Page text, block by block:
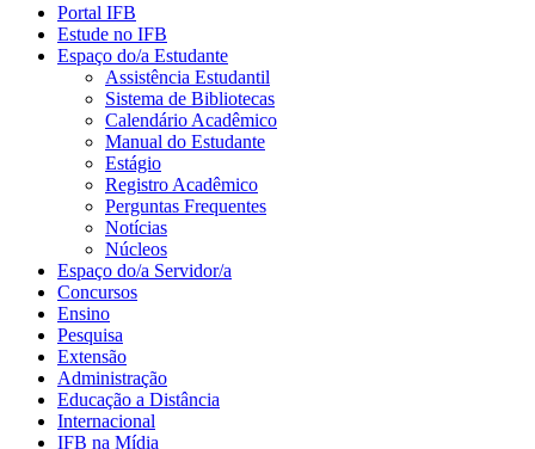
Portal IFB
Estude no IFB
Espaço do/a Estudante
Assistência Estudantil
Sistema de Bibliotecas
Calendário Acadêmico
Manual do Estudante
Estágio
Registro Acadêmico
Perguntas Frequentes
Notícias
Núcleos
Espaço do/a Servidor/a
Concursos
Ensino
Pesquisa
Extensão
Administração
Educação a Distância
Internacional
IFB na Mídia